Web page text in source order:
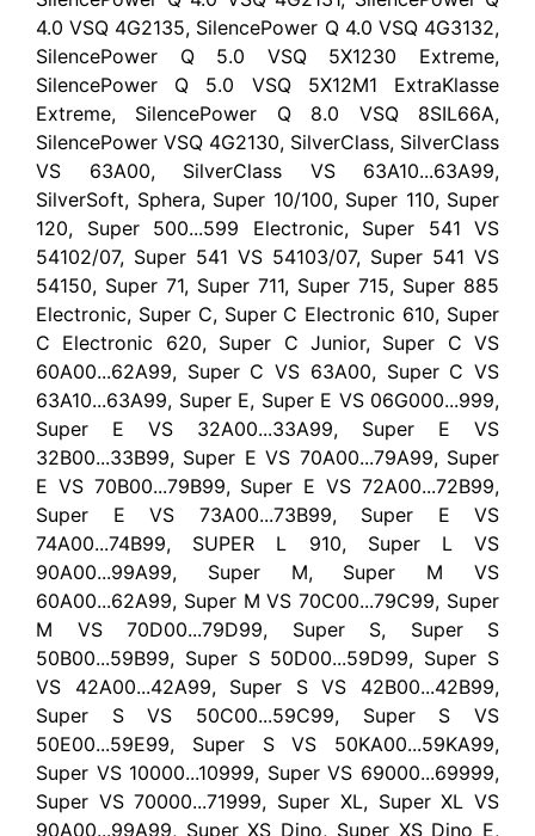
4.0 VSQ 4G2135, SilencePower Q 4.0 VSQ 4G3132,
SilencePower Q 5.0 VSQ 5X1230 Extreme,
SilencePower Q 5.0 VSQ 5X12M1 ExtraKlasse
Extreme, SilencePower Q 8.0 VSQ 8SIL66A,
SilencePower VSQ 4G2130, SilverClass, SilverClass
VS 63A00, SilverClass VS 63A10...63A99,
SilverSoft, Sphera, Super 10/100, Super 110, Super
120, Super 500...599 Electronic, Super 541 VS
54102/07, Super 541 VS 54103/07, Super 541 VS
54150, Super 71, Super 711, Super 715, Super 885
Electronic, Super C, Super C Electronic 610, Super
C Electronic 620, Super C Junior, Super C VS
60A00...62A99, Super C VS 63A00, Super C VS
63A10...63A99, Super E, Super E VS 06G000...999,
Super E VS 32A00...33A99, Super E VS
32B00...33B99, Super E VS 70A00...79A99, Super
E VS 70B00...79B99, Super E VS 72A00...72B99,
Super E VS 73A00...73B99, Super E VS
74A00...74B99, SUPER L 910, Super L VS
90A00...99A99, Super M, Super M VS
60A00...62A99, Super M VS 70C00...79C99, Super
M VS 70D00...79D99, Super S, Super S
50B00...59B99, Super S 50D00...59D99, Super S
VS 42A00...42A99, Super S VS 42B00...42B99,
Super S VS 50C00...59C99, Super S VS
50E00...59E99, Super S VS 50KA00...59KA99,
Super VS 10000...10999, Super VS 69000...69999,
Super VS 70000...71999, Super XL, Super XL VS
90A00...99A99, Super XS Dino, Super XS Dino E,